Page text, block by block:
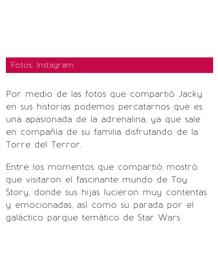
Fotos: Instagram
Por medio de las fotos que compartió Jacky
en sus historias podemos percatarnos que es
una apasionada de la adrenalina, ya que sale
en compañía de su familia disfrutando de la
Torre del Terror.
Entre los momentos que compartió mostró
que visitaron el fascinante mundo de Toy
Story, donde sus hijas lucieron muy contentas
y emocionadas, así como su parada por el
galáctico parque temático de Star Wars.